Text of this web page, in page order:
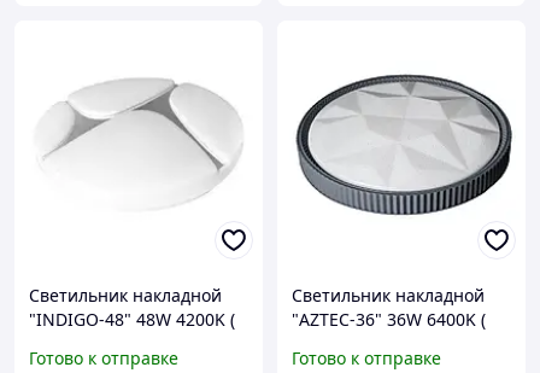
Светильник накладной
"INDIGO-48" 48W 4200K (
Готово к отправке
Светильник накладной
"AZTEC-36" 36W 6400K (
Готово к отправке